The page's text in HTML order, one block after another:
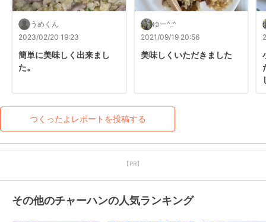
うめくん
2023/02/20 19:23
簡単に美味しく出来まし
た。
ゆー^_^
2021/09/19 20:56
美味しくいただきました
つくったよレポートを投稿する
【PR】
その他のチャーハンの人気ランキング